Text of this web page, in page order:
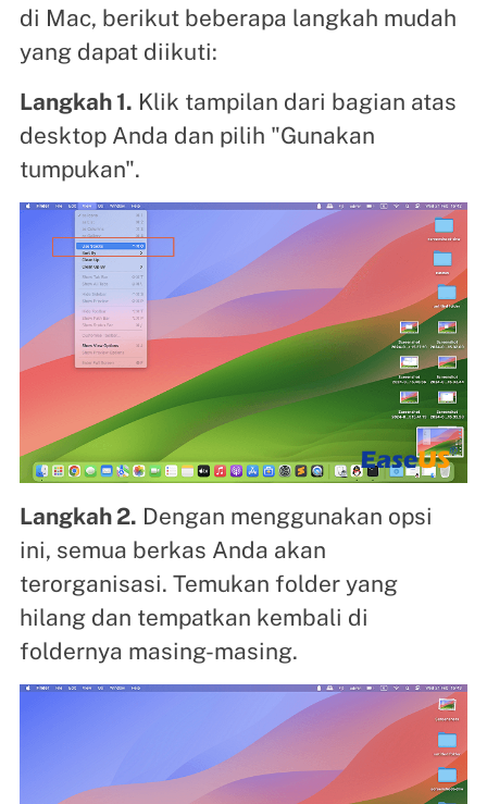
di Mac, berikut beberapa langkah mudah
yang dapat diikuti:
Langkah 1. Klik tampilan dari bagian atas
desktop Anda dan pilih "Gunakan
tumpukan".
Langkah 2. Dengan menggunakan opsi
ini, semua berkas Anda akan
terorganisasi. Temukan folder yang
hilang dan tempatkan kembali di
foldernya masing-masing.